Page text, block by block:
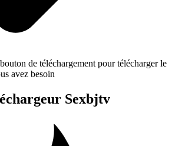
de téléchargement pour télécharger le
avez besoin
Sexbjtv